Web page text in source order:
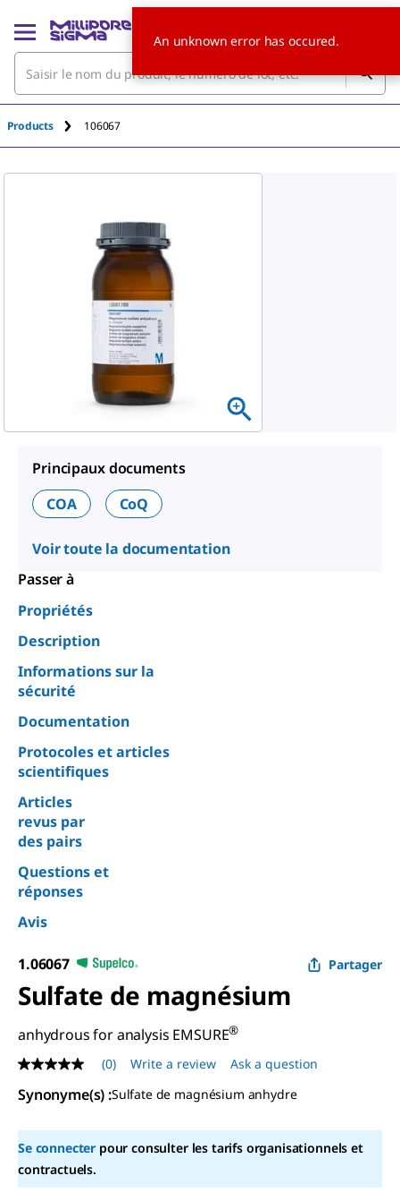
Products 106067
Principaux documents
COA
CoQ
Voir toute la documentation
Passer à
Propriétés
Description
Informations sur la
sécurité
Documentation
Protocoles et articles
scientifiques
Articles
revus par
des pairs
Questions et
réponses
Avis
1.06067 Partager
Sulfate de magnésium
anhydrous for analysis EMSURE®
No
rating
value
page
link.
(0) Write a review Ask a question
Synonyme(s) :Sulfate de magnésium anhydre
Se connecter pour consulter les tarifs organisationnels et
contractuels.
An unknown error has occured.